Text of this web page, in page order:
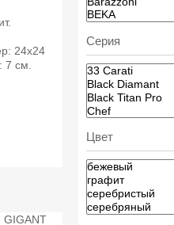
24х24
7 см.
Серия
Цвет